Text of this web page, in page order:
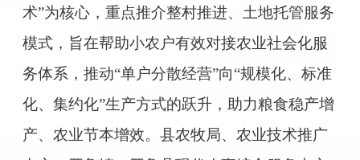
术”为核心，重点推介整村推进、土地托管服务
模式，旨在帮助小农户有效对接农业社会化服
务体系，推动“单户分散经营”向“规模化、标准
化、集约化”生产方式的跃升，助力粮食稳产增
产、农业节本增效。县农牧局、农业技术推广